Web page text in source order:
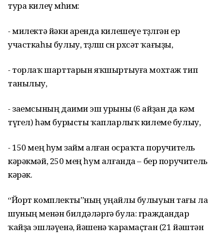
тура килеү мөһим:
- милектә йәки аренда килешеүе төҙөлгән ер
участкаһы булыу, төҙөлөш өсөн рөхсәт ҡағыҙы,
- торлаҡ шарттарын яҡшыртыуға мохтаж тип
танылыу,
- заемсының даими эш урыны (6 айҙан да кәм
түгел) һәм бурысты ҡапларлыҡ килеме булыу,
- 150 мең һум займ алған осраҡта поручитель
кәрәкмәй, 250 мең һум алғанда – бер поручитель
кәрәк.
“Йорт комплекты”ның уңайлы булыуын тағы ла
шуның менән билдәләргә була: граждандар
ҡайҙа эшләүенә, йәшенә ҡарамаҫтан (21 йәштән